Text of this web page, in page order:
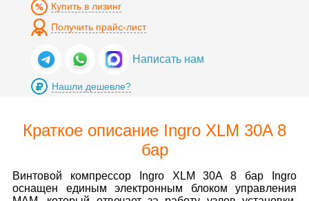
Купить в лизинг
Получить прайс-лист
Написать нам
Нашли дешевле?
Краткое описание Ingro XLM 30A 8
бар
Винтовой компрессор Ingro XLM 30A 8 бар Ingro
оснащен единым электронным блоком управления